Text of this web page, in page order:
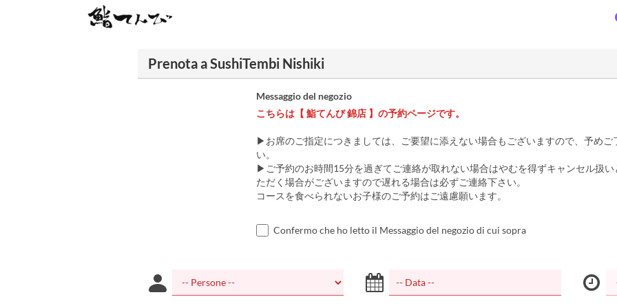
Prenota a SushiTembi Nishiki
Messaggio del negozio
こちらは【 鮨てんび 錦店 】の予約ページです。
▶お席のご指定につきましては、ご要望に添えない場合もございますので、予めご
い。
▶ご予約のお時間15分を過ぎてご連絡が取れない場合はやむを得ずキャンセル扱い
ただく場合がございますので遅れる場合は必ずご連絡下さい。
コースを食べられないお子様のご予約はご遠慮願います。
Confermo che ho letto il Messaggio del negozio di cui sopra